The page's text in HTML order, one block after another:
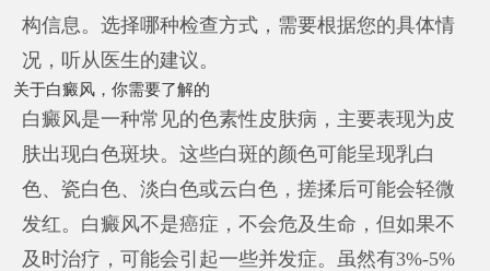
构信息。选择哪种检查方式，需要根据您的具体情
况，听从医生的建议。
关于白癜风，你需要了解的
白癜风是一种常见的色素性皮肤病，主要表现为皮
肤出现白色斑块。这些白斑的颜色可能呈现乳白
色、瓷白色、淡白色或云白色，搓揉后可能会轻微
发红。白癜风不是癌症，不会危及生命，但如果不
及时治疗，可能会引起一些并发症。虽然有3%-5%